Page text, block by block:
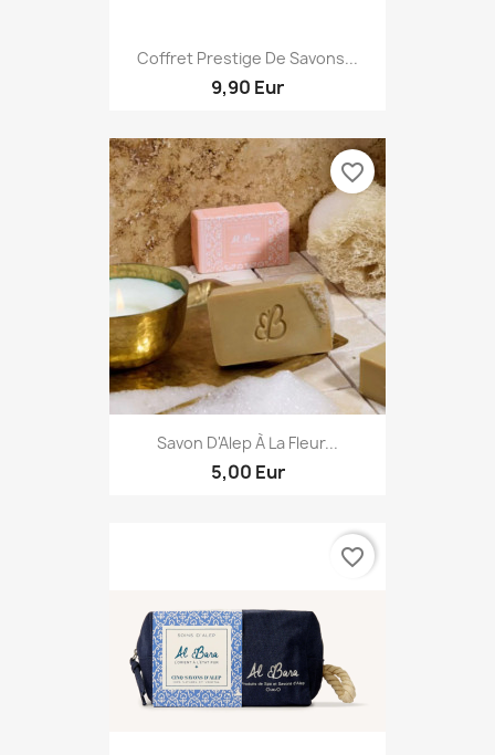
Coffret Prestige De Savons...
9,90 Eur
Savon D'Alep À La Fleur...
5,00 Eur
favorite_border
favorite_border